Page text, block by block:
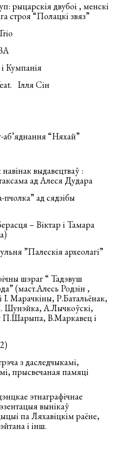
рыцарскія двубоі , менскі
строя “Полацкі звяз”
Кумпанія
Ілля Сін
“Няхай”
выдавецтваў :
ад Алеся Дудара
ад сядзібы
– Віктар і Тамара
”Палескія археолагі”
шэраг “ Тадэвуш
(маст.Алесь Родзін ,
І. Марачкіны, Р.Батальёнак,
А.Лычкоўскі,
В.Маркавец і
з даследчыкамі,
прысвечаная памяці
этнаграфічнае
вынікаў
па Ляхавіцкім раёне,
і інш.